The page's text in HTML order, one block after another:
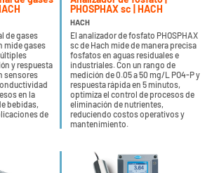
de gases
mide gases
y respuesta
sensores
en la
bebidas,
de
PHOSPHAX sc | HACH
HACH
El analizador de fosfato PHOSPHAX
sc de Hach mide de manera precisa
fosfatos en aguas residuales e
industriales. Con un rango de
medición de 0.05 a 50 mg/L PO4-P y
respuesta rápida en 5 minutos,
optimiza el control de procesos de
eliminación de nutrientes,
reduciendo costos operativos y
mantenimiento.